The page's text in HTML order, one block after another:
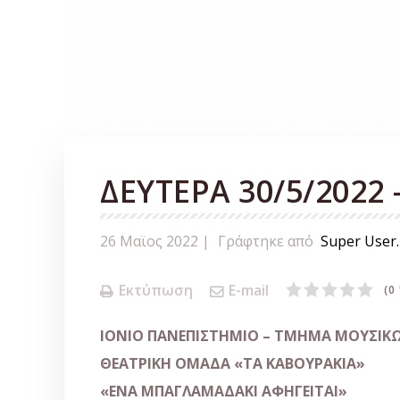
ΔΕΥΤΕΡΑ 30/5/2022
26 Μαϊος 2022 | Γράφτηκε από Super User.
Εκτύπωση E-mail (0
ΙΟΝΙΟ ΠΑΝΕΠΙΣΤΗΜΙΟ – ΤΜΗΜΑ
ΘΕΑΤΡΙΚΗ ΟΜΑΔΑ «ΤΑ ΚΑΒΟΥΡΑΚΙΑ»
«ΕΝΑ ΜΠΑΓΛΑΜΑΔΑΚΙ ΑΦΗΓΕΙΤΑΙ»